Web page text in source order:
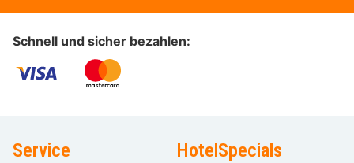
Schnell und sicher bezahlen:
Service HotelSpecials